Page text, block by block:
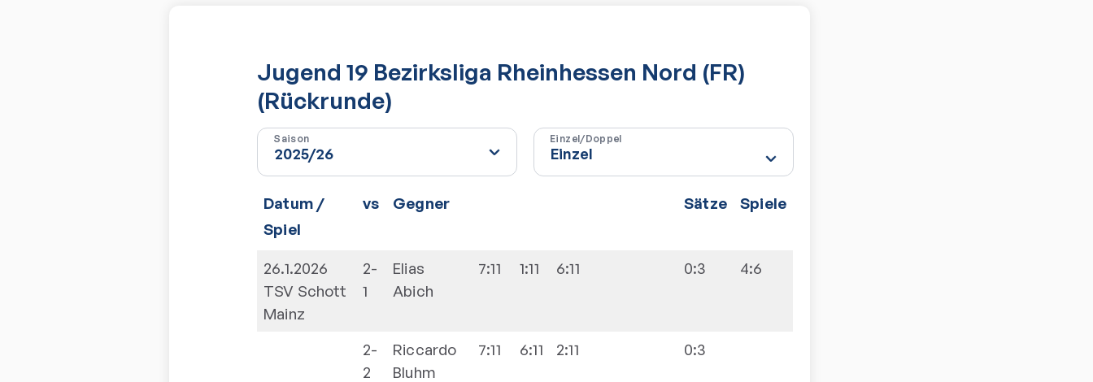
Jugend 19 Bezirksliga Rheinhessen Nord (FR)
(Rückrunde)
Saison Einzel/Doppel
Datum /
Spiel
vs Gegner Sätze Spiele
26.1.2026
TSV Schott
Mainz
2-
1
Elias
Abich
7:11 1:11 6:11 0:3 4:6
2-
2
Riccardo
Bluhm
7:11 6:11 2:11 0:3